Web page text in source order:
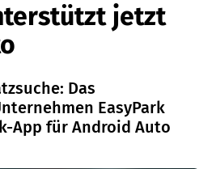
jetzt
Das
EasyPark
App für Android Auto